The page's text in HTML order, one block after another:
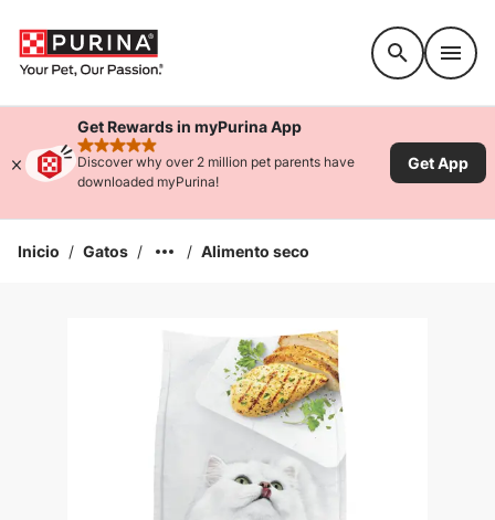
Get Rewards in myPurina App
rated 4.9 stars
Discover why over 2 million pet parents have
downloaded myPurina!
Get App
Inicio / Gatos / / Alimento seco
Ampliar la Imagen